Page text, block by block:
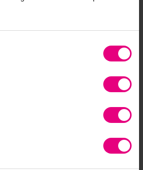
te maximaliseren. En dat in
technocratische instituties
van een fascinerende bron
in de essentie van